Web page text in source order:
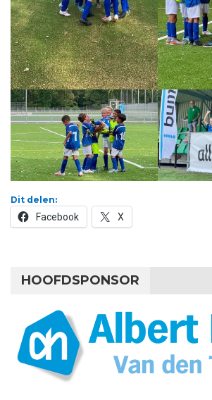
Dit delen:
Facebook X
HOOFDSPONSOR